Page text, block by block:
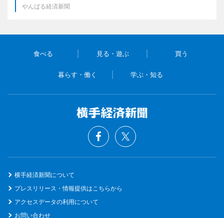
やんばる経済新聞
食べる 見る・遊ぶ 買う
暮らす・働く 学ぶ・知る
横手経済新聞について
プレスリリース・情報提供はこちらから
アクセスデータの利用について
お問い合わせ